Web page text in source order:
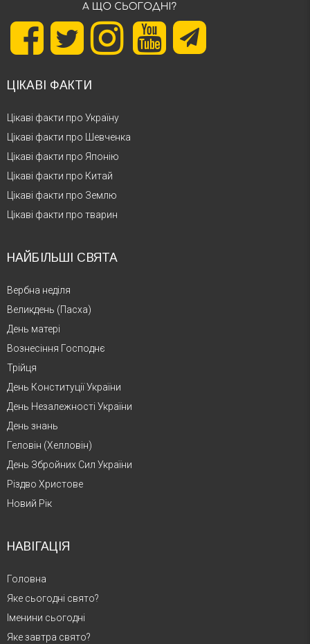
ЦІКАВІ ФАКТИ
Цікаві факти про Україну
Цікаві факти про Шевченка
Цікаві факти про Японію
Цікаві факти про Китай
Цікаві факти про Землю
Цікаві факти про тварин
НАЙБІЛЬШІ СВЯТА
Вербна неділя
Великдень (Пасха)
День матері
Вознесіння Господнє
Трійця
День Конституції України
День Незалежності України
День знань
Геловін (Хелловін)
День Збройних Сил України
Різдво Христове
Новий Рік
НАВІГАЦІЯ
Головна
Яке сьогодні свято?
Іменини сьогодні
Яке завтра свято?